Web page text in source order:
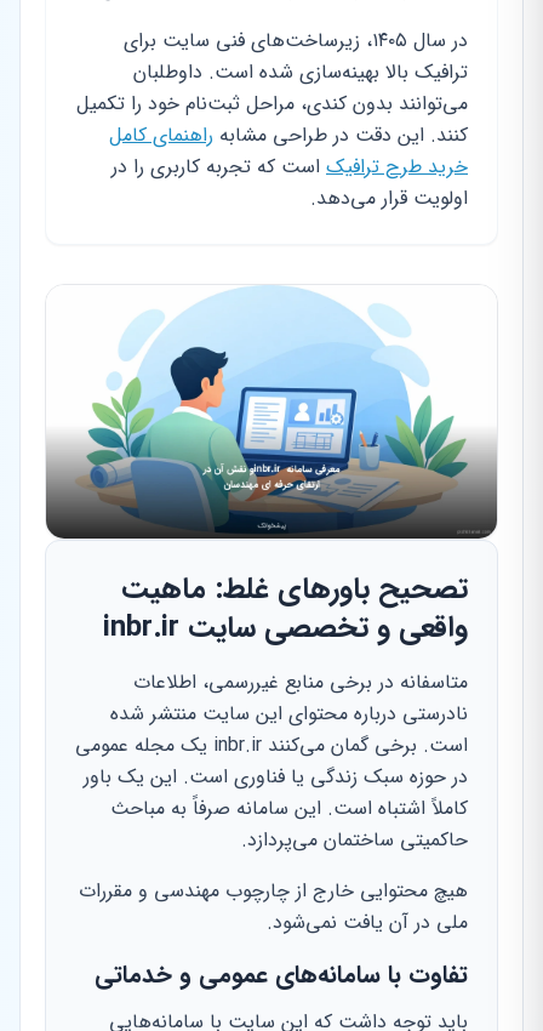
در سال ۱۴۰۵، زیرساخت‌های فنی سایت برای
ترافیک بالا بهینه‌سازی شده است. داوطلبان
می‌توانند بدون کندی، مراحل ثبت‌نام خود را تکمیل
کنند. این دقت در طراحی مشابه راهنمای کامل
خرید طرح ترافیک است که تجربه کاربری را در
اولویت قرار می‌دهد.
تصحیح باورهای غلط: ماهیت
واقعی و تخصصی سایت inbr.ir
متاسفانه در برخی منابع غیررسمی، اطلاعات
نادرستی درباره محتوای این سایت منتشر شده
است. برخی گمان می‌کنند inbr.ir یک مجله عمومی
در حوزه سبک زندگی یا فناوری است. این یک باور
کاملاً اشتباه است. این سامانه صرفاً به مباحث
حاکمیتی ساختمان می‌پردازد.
هیچ محتوایی خارج از چارچوب مهندسی و مقررات
ملی در آن یافت نمی‌شود.
تفاوت با سامانه‌های عمومی و خدماتی
باید توجه داشت که این سایت با سامانه‌هایی